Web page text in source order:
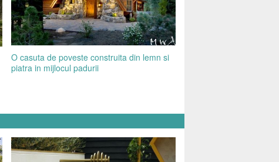
O casuta de poveste construita din lemn si
piatra in mijlocul padurii